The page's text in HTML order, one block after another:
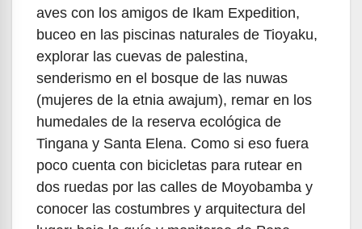
aves con los amigos de Ikam Expedition,
buceo en las piscinas naturales de Tioyaku,
explorar las cuevas de palestina,
senderismo en el bosque de las nuwas
(mujeres de la etnia awajum), remar en los
humedales de la reserva ecológica de
Tingana y Santa Elena. Como si eso fuera
poco cuenta con bicicletas para rutear en
dos ruedas por las calles de Moyobamba y
conocer las costumbres y arquitectura del